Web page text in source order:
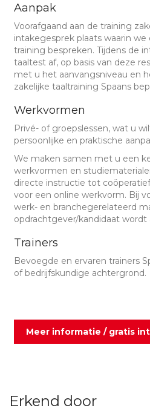
Aanpak
Voorafgaand aan de training
intakegesprek plaats waarin
training bespreken. Tijdens de
taaltest af, op basis van deze
met u het aanvangsniveau en
zakelijke taaltraining Spaans
Werkvormen
Privé- of groepslessen, wat u
persoonlijke en praktische
We maken samen met u een
werkvormen en
directe instructie tot
voor een online werkvorm. Bij
werk- en branchegerelateerd
opdrachtgever/kandidaat wordt
Trainers
Bevoegde en ervaren trainers
of bedrijfskundige achtergrond.
Meer informatie / gratis
Erkend door